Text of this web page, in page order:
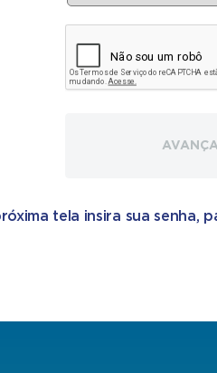
tela insira sua senha,